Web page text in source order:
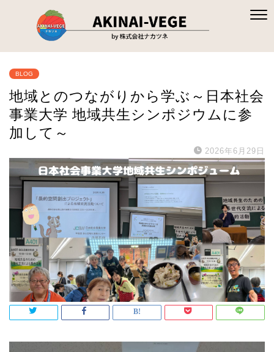
BLOG
地域とのつながりから学ぶ～日本社会
事業大学 地域共生シンポジウムに参
加して～
2026年6月29日